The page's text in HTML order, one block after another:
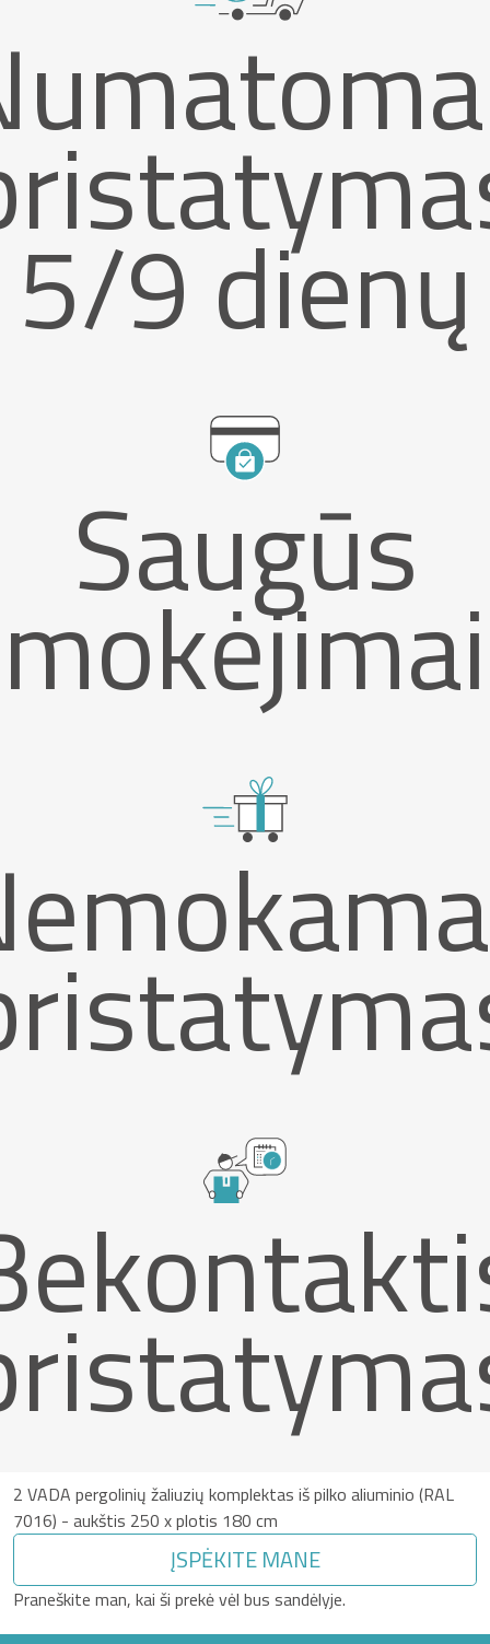
5/9 dienų
Saugūs
mokėjimai
2 VADA pergolinių žaliuzių komplektas iš pilko aliuminio (RAL
7016) - aukštis 250 x plotis 180 cm
ĮSPĖKITE MANE
Praneškite man, kai ši prekė vėl bus sandėlyje.